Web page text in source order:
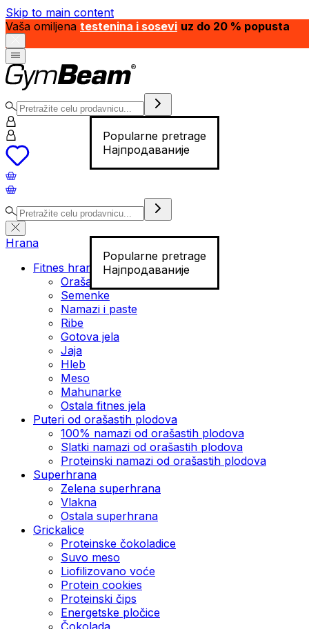
Skip to main content
Vaša omiljena testenina i sosevi uz do 20 % popusta
Popularne pretrage
Најпродаваније
Popularne pretrage
Најпродаваније
Hrana
Fitnes hrana
Orašasti plodovi
Semenke
Namazi i paste
Ribe
Gotova jela
Јаја
Hleb
Meso
Mahunarke
Ostala fitnes jela
Puteri od orašastih plodova
100% namazi od orašastih plodova
Slatki namazi od orašastih plodova
Proteinski namazi od orašastih plodova
Superhrana
Zelena superhrana
Vlakna
Ostala superhrana
Grickalice
Proteinske čokoladice
Suvo meso
Liofilizovano voće
Protein cookies
Proteinski čips
Energetske pločice
Čokolada